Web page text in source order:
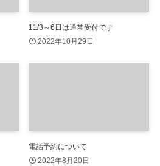
11/3～6日は通常受付です
2022年10月29日
電話予約について
2022年8月20日